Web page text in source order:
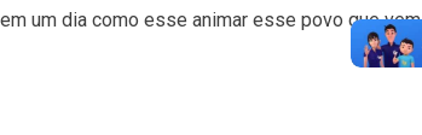
um dia como esse animar esse povo que